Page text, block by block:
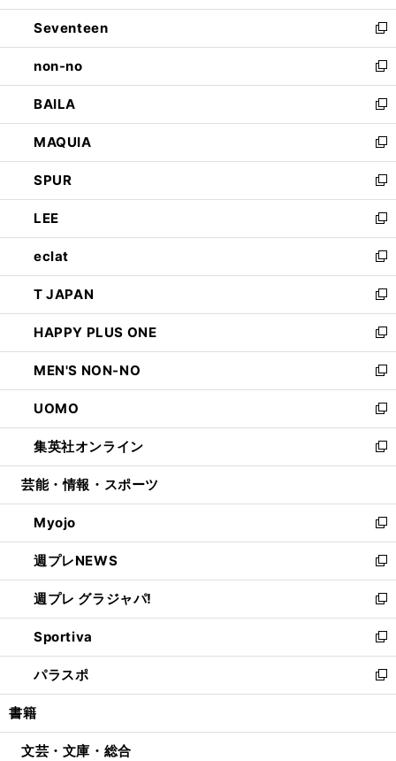
開
く
ウ
で
開
く
ン
ド
ウ
で
開
く
Seventeen
新
し
い
ウ
ィ
ン
ド
ウ
で
開
く
non-no
新
し
い
ウ
ィ
ン
ド
ウ
で
開
く
BAILA
新
し
い
ウ
ィ
ン
ド
ウ
で
開
く
MAQUIA
新
し
い
ウ
ィ
ン
ド
ウ
で
開
く
SPUR
新
し
い
ウ
ィ
ン
ド
ウ
で
開
く
LEE
新
し
い
ウ
ィ
ン
ド
ウ
で
開
く
eclat
新
し
い
ウ
ィ
ン
ド
ウ
で
開
く
T JAPAN
新
し
い
ウ
ィ
ン
ド
ウ
で
開
HAPPY PLUS ONE
新
し
い
ウ
ィ
ン
ド
ウ
開
く
MEN'S NON-NO
新
し
い
ウ
ィ
ン
ウ
で
開
く
UOMO
新
し
い
ウ
ン
ド
ウ
で
開
く
集英社オンライン
新
し
ウ
ィ
ン
ド
ウ
で
開
く
芸能・情報・スポーツ
Myojo
新
し
い
ウ
ィ
ン
ド
ウ
で
開
週プレNEWS
新
し
い
ウ
ィ
ン
ド
ウ
開
週プレ グラジャパ!
新
し
い
ウ
ィ
ン
ウ
Sportiva
新
し
い
ウ
ン
パラスポ
新
し
ウ
書籍
文芸・文庫・総合